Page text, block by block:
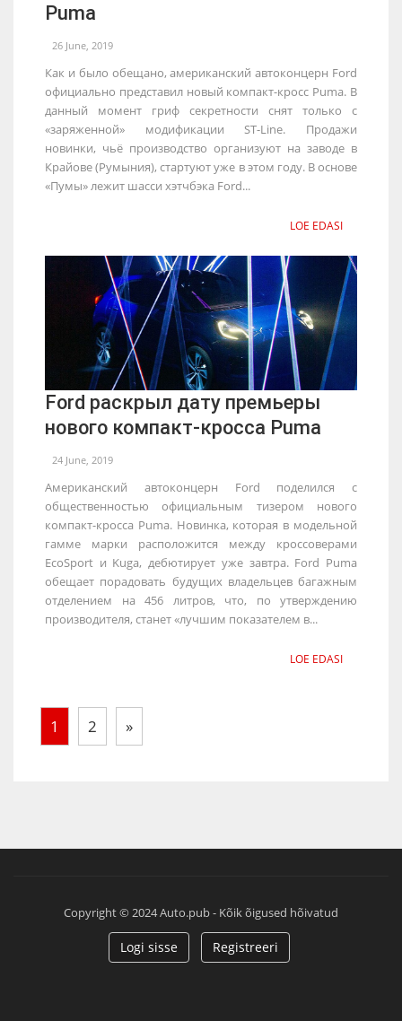
Puma
26 June, 2019
Как и было обещано, американский автоконцерн Ford
официально представил новый компакт-кросс Puma. В
данный момент гриф секретности снят только с
«заряженной» модификации ST-Line. Продажи
новинки, чьё производство организуют на заводе в
Крайове (Румыния), стартуют уже в этом году. В основе
«Пумы» лежит шасси хэтчбэка Ford...
LOE EDASI
Ford раскрыл дату премьеры
нового компакт-кросса Puma
24 June, 2019
Американский автоконцерн Ford поделился с
общественностью официальным тизером нового
компакт-кросса Puma. Новинка, которая в модельной
гамме марки расположится между кроссоверами
EcoSport и Kuga, дебютирует уже завтра. Ford Puma
обещает порадовать будущих владельцев багажным
отделением на 456 литров, что, по утверждению
производителя, станет «лучшим показателем в...
LOE EDASI
1 2 »
Copyright © 2024 Auto.pub - Kõik õigused hõivatud
Logi sisse Registreeri